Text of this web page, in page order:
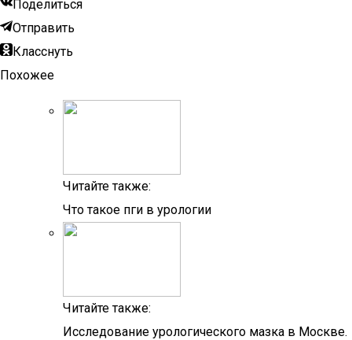
Поделиться
Отправить
Класснуть
Похожее
Читайте также:
Что такое пги в урологии
Читайте также:
Исследование урологического мазка в Москве.